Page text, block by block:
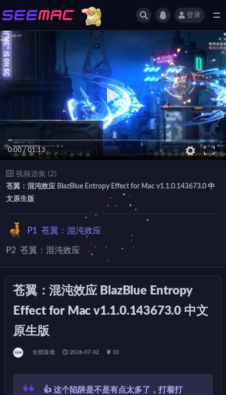
登录
0:00/ 01:13
视频选集 (2)
苍翼：混沌效应 BlazBlue Entropy Effect for Mac v1.1.0.143673.0 中
文原生版
P1 苍翼：混沌效应
P2 苍翼：混沌效应
苍翼：混沌效应 BlazBlue Entropy
Effect for Mac v1.1.0.143673.0 中文
原生版
全部游戏 2026-07-02 10
👍 这个陷阱是不是有点太多了，打着打